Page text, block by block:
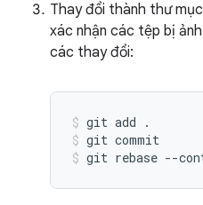
Thay đổi thành thư
xác nhận các tệp bị
các thay đổi:
git add .
git commit
git rebase --